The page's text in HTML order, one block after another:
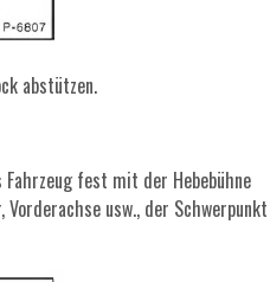
abstützen.
fest mit der Hebebühne
usw., der Schwerpunkt